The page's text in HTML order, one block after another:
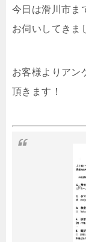
今日は滑川市ま
お伺いしてきま
お客様よりアン
頂きます！